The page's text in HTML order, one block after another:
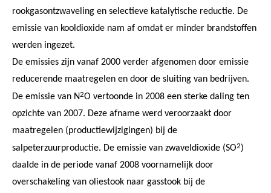
rookgasontzwaveling en selectieve katalytische reductie. De
emissie van kooldioxide nam af omdat er minder brandstoffen
werden ingezet.
De emissies zijn vanaf 2000 verder afgenomen door emissie
reducerende maatregelen en door de sluiting van bedrijven.
De emissie van N2O vertoonde in 2008 een sterke daling ten
opzichte van 2007. Deze afname werd veroorzaakt door
maatregelen (productiewijzigingen) bij de
salpeterzuurproductie. De emissie van zwaveldioxide (SO2)
daalde in de periode vanaf 2008 voornamelijk door
overschakeling van oliestook naar gasstook bij de